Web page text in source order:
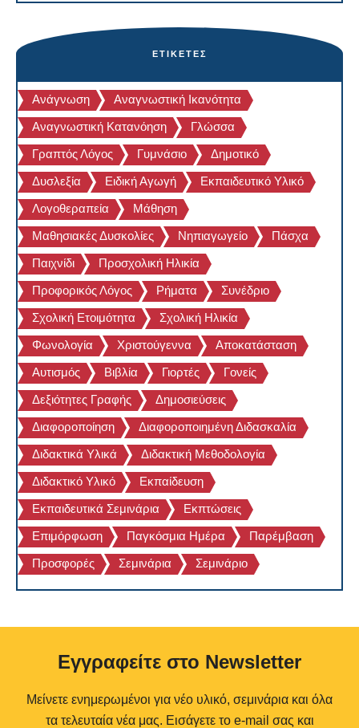
ΕΤΙΚΈΤΕΣ
Ανάγνωση
Αναγνωστική Ικανότητα
Αναγνωστική Κατανόηση
Γλώσσα
Γραπτός Λόγος
Γυμνάσιο
Δημοτικό
Δυσλεξία
Ειδική Αγωγή
Εκπαιδευτικό Υλικό
Λογοθεραπεία
Μάθηση
Μαθησιακές Δυσκολίες
Νηπιαγωγείο
Πάσχα
Παιχνίδι
Προσχολική Ηλικία
Προφορικός Λόγος
Ρήματα
Συνέδριο
Σχολική Ετοιμότητα
Σχολική Ηλικία
Φωνολογία
Χριστούγεννα
Αποκατάσταση
Αυτισμός
Βιβλία Γιορτές
Γονείς
Δεξιότητες Γραφής
Δημοσιεύσεις
Διαφοροποίηση
Διαφοροποιημένη Διδασκαλία
Διδακτικά Υλικά
Διδακτική Μεθοδολογία
Διδακτικό Υλικό
Εκπαίδευση
Εκπαιδευτικά Σεμινάρια
Εκπτώσεις
Επιμόρφωση
Παγκόσμια Ημέρα
Παρέμβαση
Προσφορές
Σεμινάρια Σεμινάριο
Eγγραφείτε στο Newsletter
Μείνετε ενημερωμένοι για νέο υλικό, σεμινάρια και όλα
τα τελευταία νέα μας. Εισάγετε το e-mail σας και